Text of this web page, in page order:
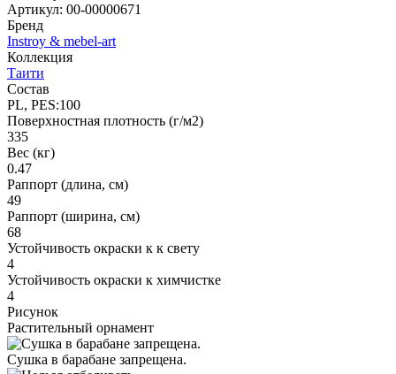
Артикул: 00-00000671
Бренд
Instroy & mebel-art
Коллекция
Таити
Состав
PL, PES:100
Поверхностная плотность (г/м2)
335
Вес (кг)
0.47
Раппорт (длина, см)
49
Раппорт (ширина, см)
68
Устойчивость окраски к к свету
4
Устойчивость окраски к химчистке
4
Рисунок
Растительный орнамент
Сушка в барабане запрещена.